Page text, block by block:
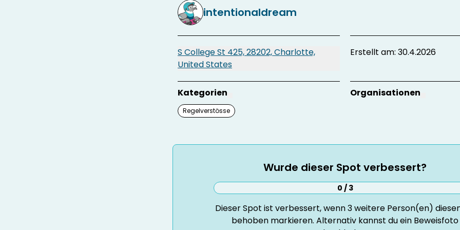
intentionaldream
S College St 425, 28202, Charlotte,
United States
Erstellt am: 30.4.2026
Kategorien
Regelverstösse
Organisationen
Wurde dieser Spot verbessert?
0 / 3
Dieser Spot ist verbessert, wenn3weitere Person(en)
behoben markieren. Alternativ kannst du ein Beweisfoto